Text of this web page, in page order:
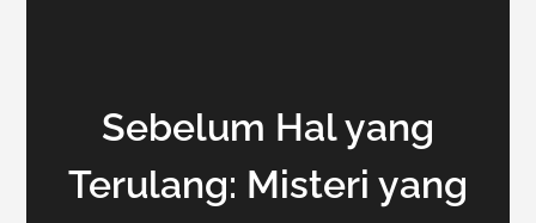
Sebelum Hal yang
Terulang: Misteri yang